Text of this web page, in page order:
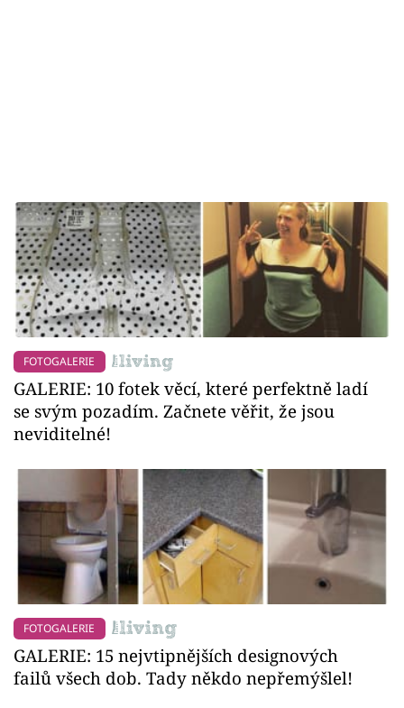
FOTOGALERIE
GALERIE: 10 fotek věcí, které perfektně ladí
se svým pozadím. Začnete věřit, že jsou
neviditelné!
FOTOGALERIE
GALERIE: 15 nejvtipnějších designových
failů všech dob. Tady někdo nepřemýšlel!